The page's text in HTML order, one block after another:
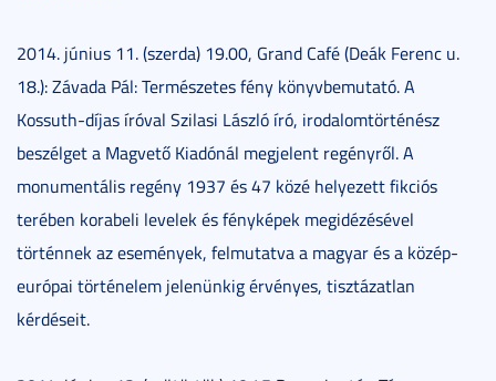
2014. június 11. (szerda) 19.00, Grand Café (Deák Ferenc u.
18.): Závada Pál: Természetes fény könyvbemutató. A
Kossuth-díjas íróval Szilasi László író, irodalomtörténész
beszélget a Magvető Kiadónál megjelent regényről. A
monumentális regény 1937 és 47 közé helyezett fikciós
terében korabeli levelek és fényképek megidézésével
történnek az események, felmutatva a magyar és a közép-
európai történelem jelenünkig érvényes, tisztázatlan
kérdéseit.